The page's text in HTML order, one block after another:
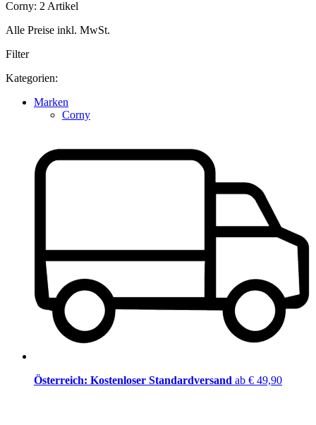
Corny: 2 Artikel
Alle Preise inkl. MwSt.
Filter
Kategorien:
Marken
Corny
Österreich: Kostenloser Standardversand ab € 49,90